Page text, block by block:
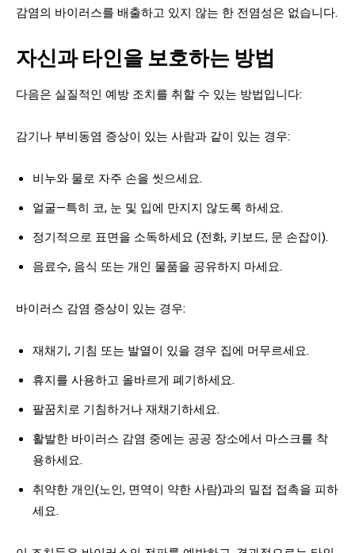
감염의 바이러스를 배출하고 있지 않는 한 전염성은 없습니다.
자신과 타인을 보호하는 방법
다음은 실질적인 예방 조치를 취할 수 있는 방법입니다:
감기나 부비동염 증상이 있는 사람과 같이 있는 경우:
비누와 물로 자주 손을 씻으세요.
얼굴—특히 코, 눈 및 입에 만지지 않도록 하세요.
정기적으로 표면을 소독하세요 (전화, 키보드, 문 손잡이).
음료수, 음식 또는 개인 물품을 공유하지 마세요.
바이러스 감염 증상이 있는 경우:
재채기, 기침 또는 발열이 있을 경우 집에 머무르세요.
휴지를 사용하고 올바르게 폐기하세요.
팔꿈치로 기침하거나 재채기하세요.
활발한 바이러스 감염 중에는 공공 장소에서 마스크를 착
용하세요.
취약한 개인(노인, 면역이 약한 사람)과의 밀접 접촉을 피하
세요.